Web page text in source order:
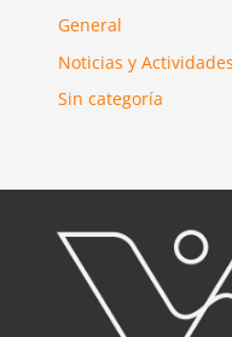
General
Noticias y Actividades
Sin categoría